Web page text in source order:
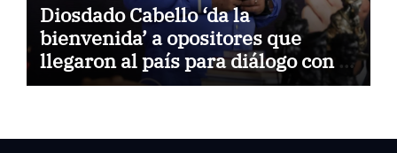
Diosdado Cabello ‘da la
bienvenida’ a opositores que
llegaron al país para diálogo con el
gobierno